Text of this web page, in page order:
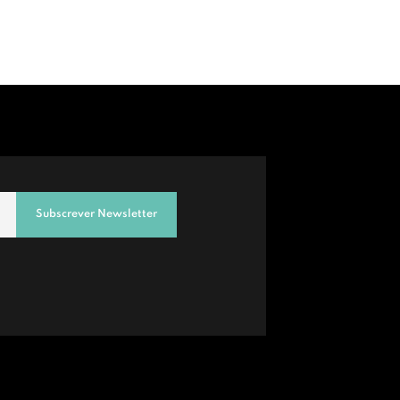
Subscrever Newsletter